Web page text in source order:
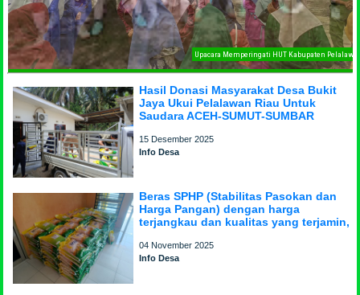
Bukit Jaya, Perseda 96 Final di Tahun 2025
Hasil Donasi Masyarakat Desa Bukit
Jaya Ukui Pelalawan Riau Untuk
Saudara ACEH-SUMUT-SUMBAR
15 Desember 2025
Info Desa
Beras SPHP (Stabilitas Pasokan dan
Harga Pangan) dengan harga
terjangkau dan kualitas yang terjamin,
04 November 2025
Info Desa